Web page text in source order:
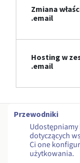
Zmiana
.email
Hosting w
.email
Przewodniki
dotyczących
Ci one
użytkowania.